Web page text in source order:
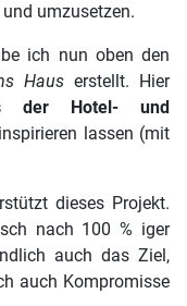
umzusetzen.
ich nun oben den
Haus erstellt. Hier
der Hotel- und
lassen (mit
dieses Projekt.
nach 100 % iger
auch das Ziel,
auch Kompromisse